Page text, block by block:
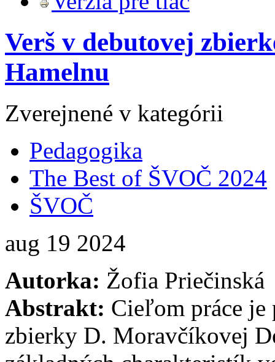
Verš v debutovej
Hamelnu
Zverejnené v kategórii
Pedagogika
The Best of ŠVOČ 2024
ŠVOČ
aug 19 2024
Autorka: Žofia Priečinská
Abstrakt: Cieľom práce
zbierky D. Moravčíkovej